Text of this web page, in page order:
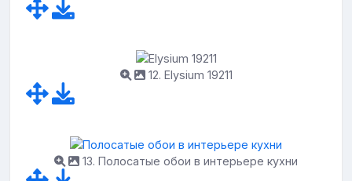
12. Elysium 19211
13. Полосатые обои в интерьере кухни